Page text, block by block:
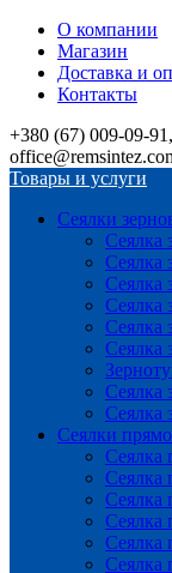
О компании
Магазин
Доставка и
Контакты
+380 (67) 009-09-
Товары и услуги
Сеялки
Сеялка
Сеялка
Сеялка
Сеялка
Сеялка
Сеялка
Сеялка
Сеялка
Сеялки
Сеялка
Сеялка
Сеялка
Сеялка
Сеялка
Сеялка